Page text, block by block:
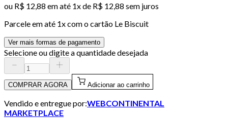
ou R$ 12,88 em até 1x de R$ 12,88 sem juros
Parcele em até 1x com o cartão Le Biscuit
Ver mais formas de pagamento
Selecione ou digite a quantidade desejada
COMPRAR AGORA Adicionar ao carrinho
Vendido e entregue por:WEBCONTINENTAL
MARKETPLACE